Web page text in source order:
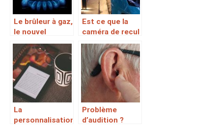
Le brûleur à gaz,
le nouvel
élément dont
vous aurez
besoin en
randonnée
Est ce que la
caméra de recul
est un bon
investissement
?
La
personnalisation
Problème
d’audition ?